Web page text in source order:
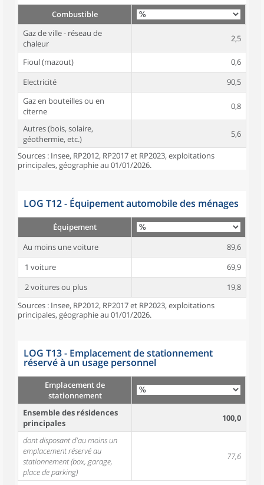
Combustible
Gaz de ville - réseau de
chaleur
2,5
Fioul (mazout)
0,6
Electricité
90,5
Gaz en bouteilles ou en
citerne
0,8
Autres (bois, solaire,
géothermie, etc.)
5,6
Sources : Insee, RP2012, RP2017 et RP2023, exploitations
principales, géographie au 01/01/2026.
LOG T12 - Équipement automobile des ménages
Équipement
Au moins une voiture
89,6
1 voiture
69,9
2 voitures ou plus
19,8
Sources : Insee, RP2012, RP2017 et RP2023, exploitations
principales, géographie au 01/01/2026.
LOG T13 - Emplacement de stationnement
réservé à un usage personnel
Emplacement de
stationnement
Ensemble des résidences
principales
100,0
dont disposant d'au moins un
emplacement réservé au
stationnement (box, garage,
place de parking)
77,6